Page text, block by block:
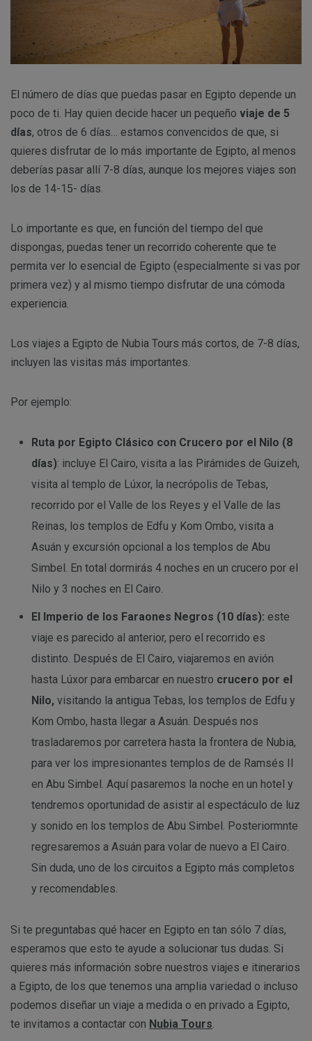
El número de días que puedas pasar en Egipto depende un
poco de ti. Hay quien decide hacer un pequeño viaje de 5
días, otros de 6 días… estamos convencidos de que, si
quieres disfrutar de lo más importante de Egipto, al menos
deberías pasar allí 7-8 días, aunque los mejores viajes son
los de 14-15- días.
Lo importante es que, en función del tiempo del que
dispongas, puedas tener un recorrido coherente que te
permita ver lo esencial de Egipto (especialmente si vas por
primera vez) y al mismo tiempo disfrutar de una cómoda
experiencia.
Los viajes a Egipto de Nubia Tours más cortos, de 7-8 días,
incluyen las visitas más importantes.
Por ejemplo:
Ruta por Egipto Clásico con Crucero por el Nilo (8
días): incluye El Cairo, visita a las Pirámides de Guizeh,
visita al templo de Lúxor, la necrópolis de Tebas,
recorrido por el Valle de los Reyes y el Valle de las
Reinas, los templos de Edfu y Kom Ombo, visita a
Asuán y excursión opcional a los templos de Abu
Simbel. En total dormirás 4 noches en un crucero por el
Nilo y 3 noches en El Cairo.
El Imperio de los Faraones Negros (10 días): este
viaje es parecido al anterior, pero el recorrido es
distinto. Después de El Cairo, viajaremos en avión
hasta Lúxor para embarcar en nuestro crucero por el
Nilo, visitando la antigua Tebas, los templos de Edfu y
Kom Ombo, hasta llegar a Asuán. Después nos
trasladaremos por carretera hasta la frontera de Nubia,
para ver los impresionantes templos de de Ramsés II
en Abu Simbel. Aquí pasaremos la noche en un hotel y
tendremos oportunidad de asistir al espectáculo de luz
y sonido en los templos de Abu Simbel. Posteriormnte
regresaremos a Asuán para volar de nuevo a El Cairo.
Sin duda, uno de los circuitos a Egipto más completos
y recomendables.
Si te preguntabas qué hacer en Egipto en tan sólo 7 días,
esperamos que esto te ayude a solucionar tus dudas. Si
quieres más información sobre nuestros viajes e itinerarios
a Egipto, de los que tenemos una amplia variedad o incluso
podemos diseñar un viaje a medida o en privado a Egipto,
te invitamos a contactar con Nubia Tours.